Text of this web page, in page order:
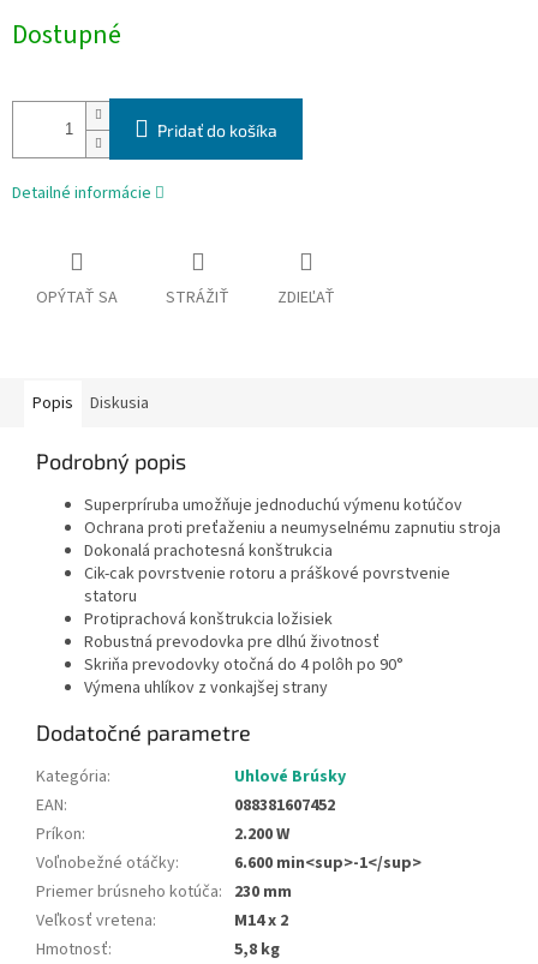
cena:
Dostupné
Pridať do košíka
Detailné informácie
OPÝTAŤ SA STRÁŽIŤ ZDIEĽAŤ
Popis Diskusia
Podrobný popis
Superpríruba umožňuje jednoduchú výmenu kotúčov
Ochrana proti preťaženiu a neumyselnému zapnutiu stroja
Dokonalá prachotesná konštrukcia
Cik-cak povrstvenie rotoru a práškové povrstvenie
statoru
Protiprachová konštrukcia ložisiek
Robustná prevodovka pre dlhú životnosť
Skriňa prevodovky otočná do 4 polôh po 90°
Výmena uhlíkov z vonkajšej strany
Dodatočné parametre
Kategória:
Uhlové Brúsky
EAN:
088381607452
Príkon:
2.200 W
Voľnobežné otáčky:
6.600 min<sup>-1</sup>
Priemer brúsneho kotúča: 230 mm
Veľkosť vretena:
M14 x 2
Hmotnosť:
5,8 kg